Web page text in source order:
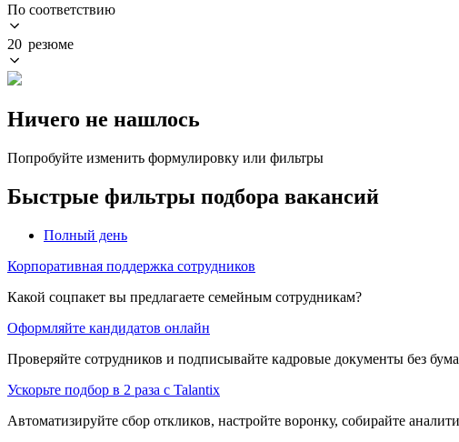
По соответствию
20 резюме
Ничего не нашлось
Попробуйте изменить формулировку или фильтры
Быстрые фильтры подбора вакансий
Полный день
Корпоративная поддержка сотрудников
Какой соцпакет вы предлагаете семейным сотрудникам?
Оформляйте кандидатов онлайн
Проверяйте сотрудников и подписывайте кадровые документы без
Ускорьте подбор в 2 раза с Talantix
Автоматизируйте сбор откликов, настройте воронку, собирайте